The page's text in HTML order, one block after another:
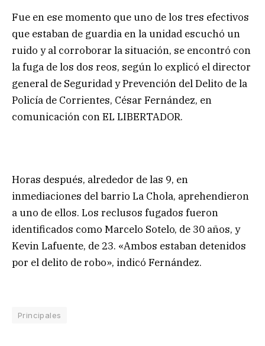
Fue en ese momento que uno de los tres efectivos
que estaban de guardia en la unidad escuchó un
ruido y al corroborar la situación, se encontró con
la fuga de los dos reos, según lo explicó el director
general de Seguridad y Prevención del Delito de la
Policía de Corrientes, César Fernández, en
comunicación con EL LIBERTADOR.
Horas después, alrededor de las 9, en
inmediaciones del barrio La Chola, aprehendieron
a uno de ellos. Los reclusos fugados fueron
identificados como Marcelo Sotelo, de 30 años, y
Kevin Lafuente, de 23. «Ambos estaban detenidos
por el delito de robo», indicó Fernández.
Principales